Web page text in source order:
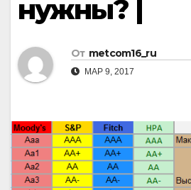
нужны? |
От metcom16_ru
МАР 9, 2017